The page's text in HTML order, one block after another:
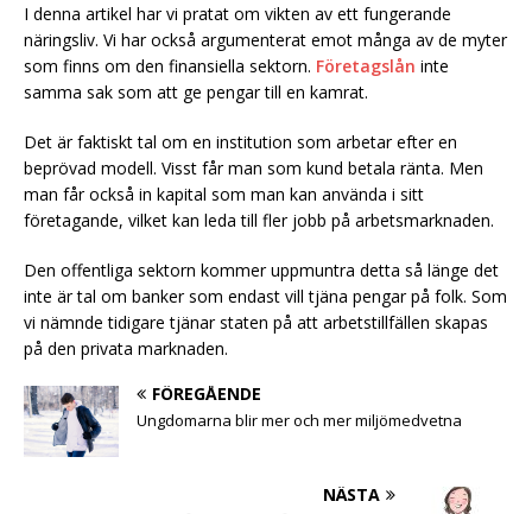
I denna artikel har vi pratat om vikten av ett fungerande
näringsliv. Vi har också argumenterat emot många av de myter
som finns om den finansiella sektorn. Företagslån inte
samma sak som att ge pengar till en kamrat.
Det är faktiskt tal om en institution som arbetar efter en
beprövad modell. Visst får man som kund betala ränta. Men
man får också in kapital som man kan använda i sitt
företagande, vilket kan leda till fler jobb på arbetsmarknaden.
Den offentliga sektorn kommer uppmuntra detta så länge det
inte är tal om banker som endast vill tjäna pengar på folk. Som
vi nämnde tidigare tjänar staten på att arbetstillfällen skapas
på den privata marknaden.
FÖREGÅENDE
Ungdomarna blir mer och mer miljömedvetna
NÄSTA